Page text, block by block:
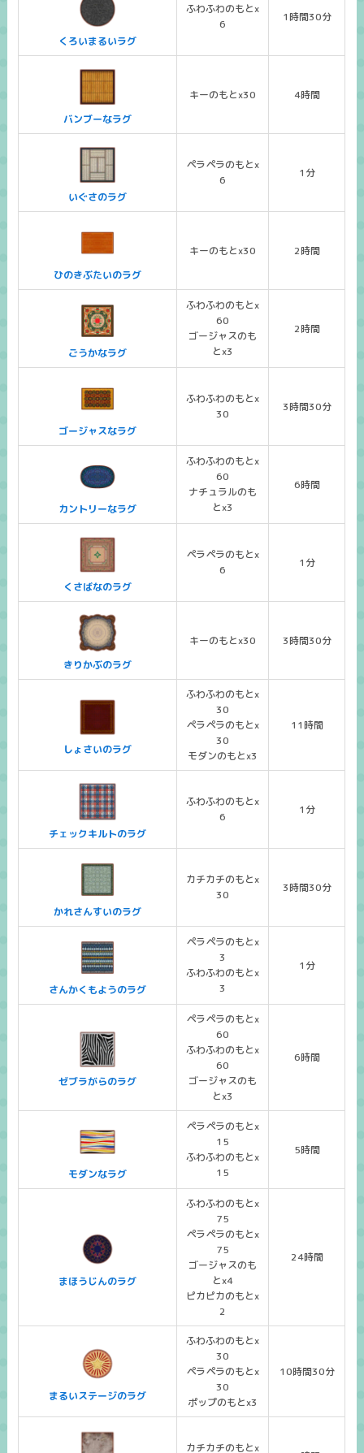
くろいまるいラグ
ふわふわのもとx
6
1時間30分
バンブーなラグ
キーのもとx30 4時間
いぐさのラグ
ペラペラのもとx
6
1分
ひのきぶたいのラグ
キーのもとx30 2時間
ごうかなラグ
ふわふわのもとx
60
ゴージャスのも
とx3
2時間
ゴージャスなラグ
ふわふわのもとx
30
3時間30分
カントリーなラグ
ふわふわのもとx
60
ナチュラルのも
とx3
6時間
くさばなのラグ
ペラペラのもとx
6
1分
きりかぶのラグ
キーのもとx30 3時間30分
しょさいのラグ
ふわふわのもとx
30
ペラペラのもとx
30
モダンのもとx3
11時間
チェックキルトのラグ
ふわふわのもとx
6
1分
かれさんすいのラグ
カチカチのもとx
30
3時間30分
さんかくもようのラグ
ペラペラのもとx
3
ふわふわのもとx
3
1分
ゼブラがらのラグ
ペラペラのもとx
60
ふわふわのもとx
60
ゴージャスのも
とx3
6時間
モダンなラグ
ペラペラのもとx
15
ふわふわのもとx
15
5時間
まほうじんのラグ
ふわふわのもとx
75
ペラペラのもとx
75
ゴージャスのも
とx4
ピカピカのもとx
2
24時間
まるいステージのラグ
ふわふわのもとx
30
ペラペラのもとx
30
ポップのもとx3
10時間30分
カチカチのもとx